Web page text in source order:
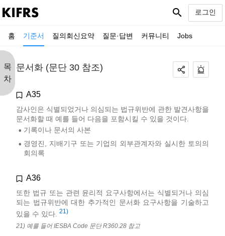
홈 기준서 질의회신요약 질문·답변 커뮤니티 Jobs
search 로그인
목
차
문서화 (문단 30 참조)
A35
감사인은 식별되었거나 의심되는 법규위반에 관한 발견사항을
문서화할 때 예를 들어 다음을 포함시킬 수 있을 것이다.
• 기록이나 문서의 사본
• 경영진, 지배기구 또는 기업의 외부관계자와 실시한 토의의
회의록
A36
또한 법규 또는 관련 윤리적 요구사항에서는 식별되거나 의심
되는 법규위반에 대한 추가적인 문서화 요구사항을 기술하고
있을 수 있다. 21)
21) 예를 들어 IESBA Code 문단 R360.28 참고